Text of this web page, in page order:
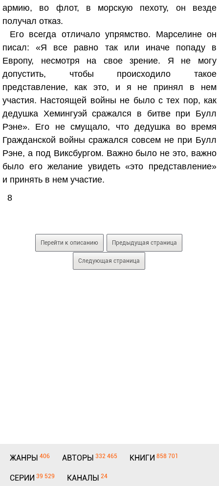
армию, во флот, в морскую пехоту, он везде
получал отказ.
Его всегда отличало упрямство. Марселине он
писал: «Я все равно так или иначе попаду в
Европу, несмотря на свое зрение. Я не могу
допустить, чтобы происходило такое
представление, как это, и я не принял в нем
участия. Настоящей войны не было с тех пор, как
дедушка Хемингуэй сражался в битве при Булл
Рэне». Его не смущало, что дедушка во время
Гражданской войны сражался совсем не при Булл
Рэне, а под Виксбургом. Важно было не это, важно
было его желание увидеть «это представление»
и принять в нем участие.
8
Перейти к описанию Предыдущая страница
Следующая страница
ЖАНРЫ 406 АВТОРЫ 332 465 КНИГИ 858 701
СЕРИИ 39 529 КАНАЛЫ 24